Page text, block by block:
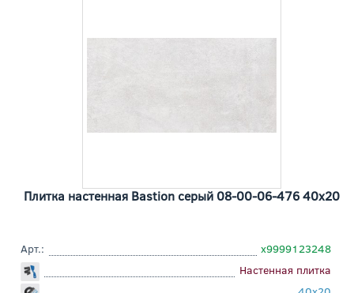
Плитка настенная Bastion серый 08-00-06-476 40x20
Арт.:
х9999123248
Настенная плитка